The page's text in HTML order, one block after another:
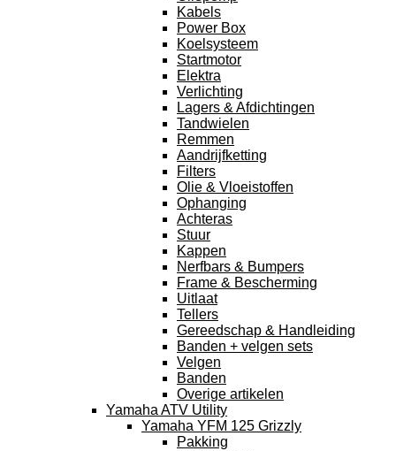
Kabels
Power Box
Koelsysteem
Startmotor
Elektra
Verlichting
Lagers & Afdichtingen
Tandwielen
Remmen
Aandrijfketting
Filters
Olie & Vloeistoffen
Ophanging
Achteras
Stuur
Kappen
Nerfbars & Bumpers
Frame & Bescherming
Uitlaat
Tellers
Gereedschap & Handleiding
Banden + velgen sets
Velgen
Banden
Overige artikelen
Yamaha ATV Utility
Yamaha YFM 125 Grizzly
Pakking